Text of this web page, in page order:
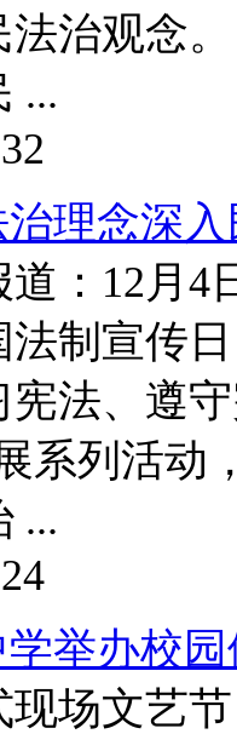
法治观
...
治理念深
12月4
制宣传
宪法、遵
系列活
...
学举办校
现场文